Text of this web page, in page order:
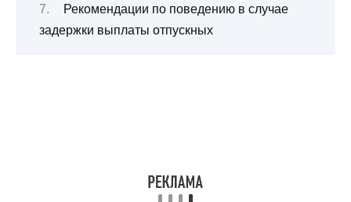
Рекомендации по поведению в случае
задержки выплаты отпускных